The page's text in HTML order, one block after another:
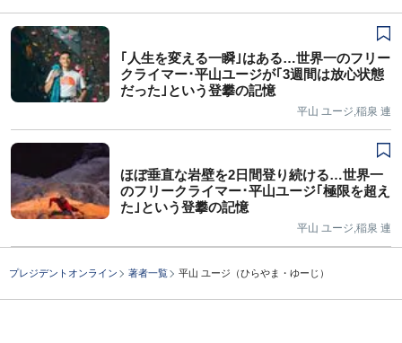
｢人生を変える一瞬｣はある…世界一のフリー
クライマー･平山ユージが｢3週間は放心状態
だった｣という登攀の記憶
平山 ユージ,稲泉 連
ほぼ垂直な岩壁を2日間登り続ける…世界一
のフリークライマー･平山ユージ｢極限を超え
た｣という登攀の記憶
平山 ユージ,稲泉 連
プレジデントオンライン 著者一覧 平山 ユージ（ひらやま・ゆーじ）